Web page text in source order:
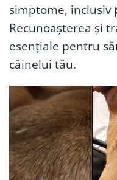
simptome, inclusiv
Recunoașterea și
esențiale pentru
câinelui tău.